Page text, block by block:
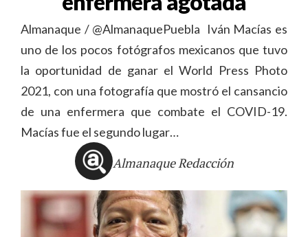
Almanaque / @AlmanaquePuebla Iván Macías es
uno de los pocos fotógrafos mexicanos que tuvo
la oportunidad de ganar el World Press Photo
2021, con una fotografía que mostró el cansancio
de una enfermera que combate el COVID-19.
Macías fue el segundo lugar…
Almanaque Redacción